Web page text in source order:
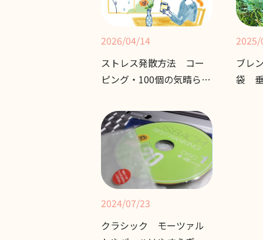
2026/04/14
ストレス発散方法 コー
ピング・100個の気晴ら
ブレ
袋 垂
2024/07/23
クラシック モーツァル